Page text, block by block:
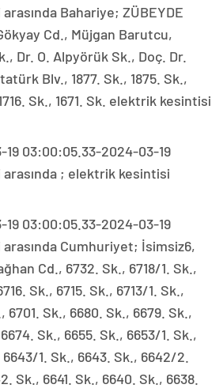
Bahariye; ZÜBEYDE
Cd., Müjgan Barutcu,
Dr. O. Alpyörük Sk., Doç. Dr.
Blv., 1877. Sk., 1875. Sk.,
Sk., 1671. Sk. elektrik kesintisi
03:00:05.33-2024-03-19
arasında ; elektrik kesintisi
03:00:05.33-2024-03-19
arasında Cumhuriyet; İsimsiz6,
Cd., 6732. Sk., 6718/1. Sk.,
Sk., 6715. Sk., 6713/1. Sk.,
6701. Sk., 6680. Sk., 6679. Sk.,
Sk., 6655. Sk., 6653/1. Sk.,
1. Sk., 6643. Sk., 6642/2.
Sk., 6641. Sk., 6640. Sk., 6638.